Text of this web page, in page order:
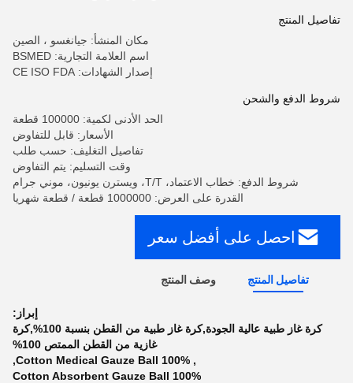
تفاصيل المنتج
مكان المنشأ: جيانغسو ، الصين
اسم العلامة التجارية: BSMED
إصدار الشهادات: CE ISO FDA
شروط الدفع والشحن
الحد الأدنى لكمية: 100000 قطعة
الأسعار: قابل للتفاوض
تفاصيل التغليف: حسب طلب
وقت التسليم: يتم التفاوض
شروط الدفع: خطاب الاعتماد، T/T، ويسترن يونيون، موني جرام
القدرة على العرض: 1000000 قطعة / قطعة شهريا
احصل على أفضل سعر
تفاصيل المنتج وصف المنتج
إبراز:
كرة غاز طبية عالية الجودة,كرة غاز طبية من القطن بنسبة 100%,كرة
غازية من القطن الممتص 100%
,
100% Cotton Medical Gauze Ball
,
100% Cotton Absorbent Gauze Ball